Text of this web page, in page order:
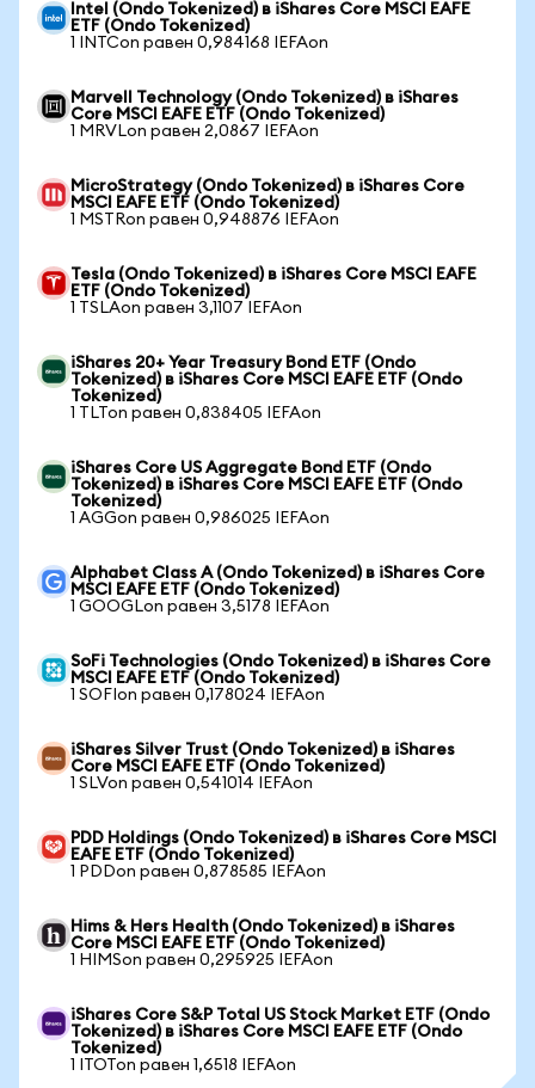
Intel (Ondo Tokenized) в iShares Core MSCI EAFE
ETF (Ondo Tokenized)
1 INTCon равен 0,984168 IEFAon
Marvell Technology (Ondo Tokenized) в iShares
Core MSCI EAFE ETF (Ondo Tokenized)
1 MRVLon равен 2,0867 IEFAon
MicroStrategy (Ondo Tokenized) в iShares Core
MSCI EAFE ETF (Ondo Tokenized)
1 MSTRon равен 0,948876 IEFAon
Tesla (Ondo Tokenized) в iShares Core MSCI EAFE
ETF (Ondo Tokenized)
1 TSLAon равен 3,1107 IEFAon
iShares 20+ Year Treasury Bond ETF (Ondo
Tokenized) в iShares Core MSCI EAFE ETF (Ondo
Tokenized)
1 TLTon равен 0,838405 IEFAon
iShares Core US Aggregate Bond ETF (Ondo
Tokenized) в iShares Core MSCI EAFE ETF (Ondo
Tokenized)
1 AGGon равен 0,986025 IEFAon
Alphabet Class A (Ondo Tokenized) в iShares Core
MSCI EAFE ETF (Ondo Tokenized)
1 GOOGLon равен 3,5178 IEFAon
SoFi Technologies (Ondo Tokenized) в iShares Core
MSCI EAFE ETF (Ondo Tokenized)
1 SOFIon равен 0,178024 IEFAon
iShares Silver Trust (Ondo Tokenized) в iShares
Core MSCI EAFE ETF (Ondo Tokenized)
1 SLVon равен 0,541014 IEFAon
PDD Holdings (Ondo Tokenized) в iShares Core MSCI
EAFE ETF (Ondo Tokenized)
1 PDDon равен 0,878585 IEFAon
Hims & Hers Health (Ondo Tokenized) в iShares
Core MSCI EAFE ETF (Ondo Tokenized)
1 HIMSon равен 0,295925 IEFAon
iShares Core S&P Total US Stock Market ETF (Ondo
Tokenized) в iShares Core MSCI EAFE ETF (Ondo
Tokenized)
1 ITOTon равен 1,6518 IEFAon